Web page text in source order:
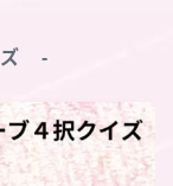
ズ ‐